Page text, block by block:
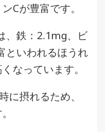
Cが豊富です。
、鉄：2.1mg、ビ
といわれるほうれ
なっています。
に摂れるため、